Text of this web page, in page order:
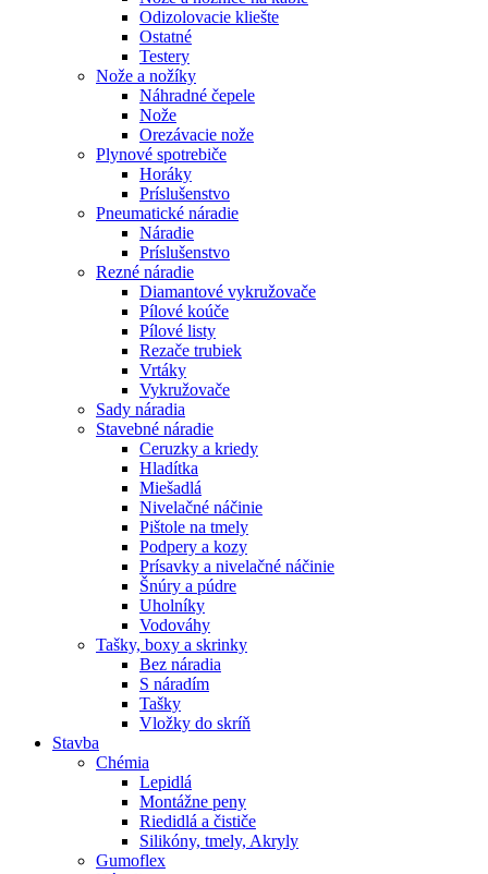
Odizolovacie kliešte
Ostatné
Testery
Nože a nožíky
Náhradné čepele
Nože
Orezávacie nože
Plynové spotrebiče
Horáky
Príslušenstvo
Pneumatické náradie
Náradie
Príslušenstvo
Rezné náradie
Diamantové vykružovače
Pílové koúče
Pílové listy
Rezače trubiek
Vrtáky
Vykružovače
Sady náradia
Stavebné náradie
Ceruzky a kriedy
Hladítka
Miešadlá
Nivelačné náčinie
Pištole na tmely
Podpery a kozy
Prísavky a nivelačné náčinie
Šnúry a púdre
Uholníky
Vodováhy
Tašky, boxy a skrinky
Bez náradia
S náradím
Tašky
Vložky do skríň
Stavba
Chémia
Lepidlá
Montážne peny
Riedidlá a čističe
Silikóny, tmely, Akryly
Gumoflex